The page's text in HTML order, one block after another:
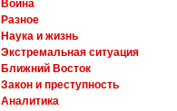
Война
Разное
Наука и жизнь
Экстремальная ситуация
Ближний Восток
Закон и преступность
Аналитика